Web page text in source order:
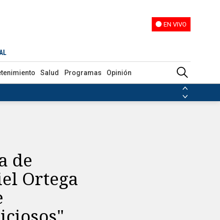
EN VIVO
Salud Programas Opinión
de derechos humanos y vínculos "perniciosos"
de
Ortega